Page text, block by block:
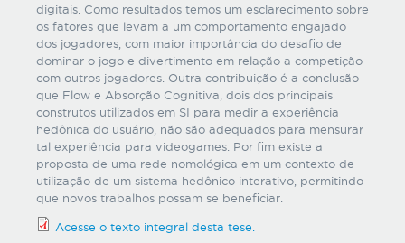
digitais. Como resultados temos um esclarecimento sobre
os fatores que levam a um comportamento engajado
dos jogadores, com maior importância do desafio de
dominar o jogo e divertimento em relação a competição
com outros jogadores. Outra contribuição é a conclusão
que Flow e Absorção Cognitiva, dois dos principais
construtos utilizados em SI para medir a experiência
hedônica do usuário, não são adequados para mensurar
tal experiência para videogames. Por fim existe a
proposta de uma rede nomológica em um contexto de
utilização de um sistema hedônico interativo, permitindo
que novos trabalhos possam se beneficiar.
Acesse o texto integral desta tese.